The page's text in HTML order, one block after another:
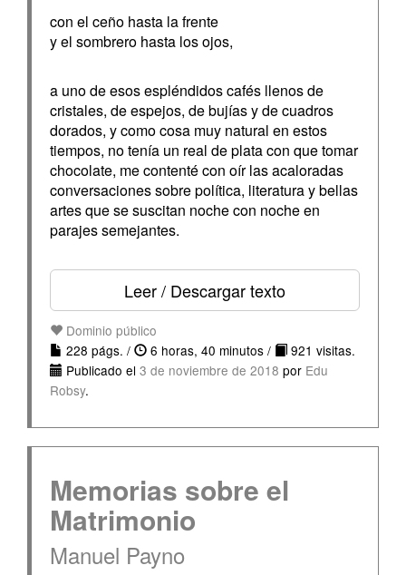
con el ceño hasta la frente
y el sombrero hasta los ojos,
a uno de esos espléndidos cafés llenos de
cristales, de espejos, de bujías y de cuadros
dorados, y como cosa muy natural en estos
tiempos, no tenía un real de plata con que tomar
chocolate, me contenté con oír las acaloradas
conversaciones sobre política, literatura y bellas
artes que se suscitan noche con noche en
parajes semejantes.
Leer / Descargar texto
Dominio público
228 págs. /
6 horas, 40 minutos /
921 visitas.
Publicado el 3 de noviembre de 2018 por Edu
Robsy.
Memorias sobre el
Matrimonio
Manuel Payno